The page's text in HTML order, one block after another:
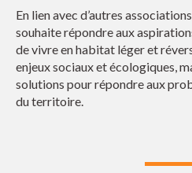
En lien avec d’autres
souhaite répondre aux
de vivre en habitat léger et
enjeux sociaux et écologiques,
solutions pour répondre aux
du territoire.